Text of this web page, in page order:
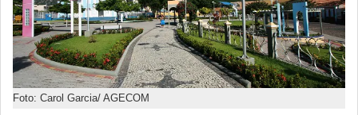
Foto: Carol Garcia/ AGECOM